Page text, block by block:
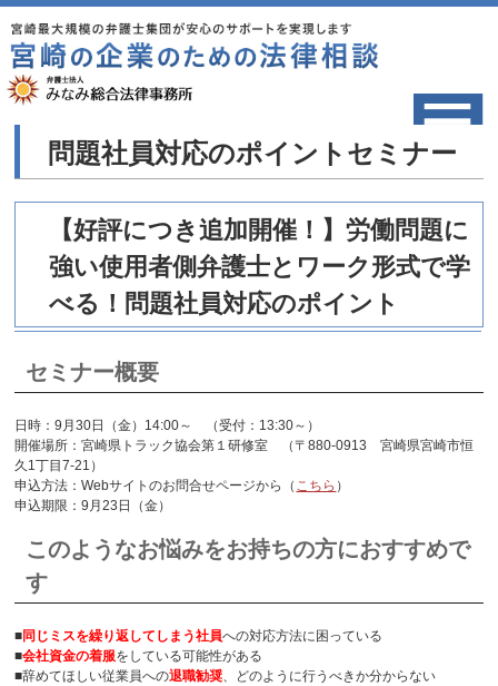
問題社員対応のポイントセミナー
【好評につき追加開催！】労働問題に
強い使用者側弁護士とワーク形式で学
べる！問題社員対応のポイント
セミナー概要
日時：9月30日（金）14:00～ （受付：13:30～）
開催場所：宮崎県トラック協会第１研修室 （〒880-0913 宮崎県宮崎市恒
久1丁目7-21）
申込方法：Webサイトのお問合せページから（ こちら ）
申込期限：9月23日（金）
このようなお悩みをお持ちの方におすすめで
す
■同じミスを繰り返してしまう社員への対応方法に困っている
■会社資金の着服をしている可能性がある
■辞めてほしい従業員への退職勧奨、どのように行うべきか分からない